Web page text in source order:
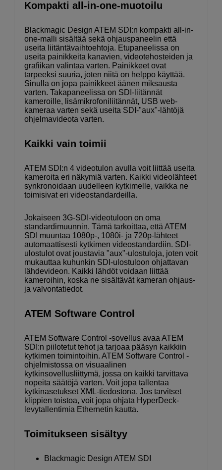
Kompakti all-in-one-muotoilu
Blackmagic Design ATEM SDI:n kompakti all-in-
one-malli sisältää sekä ohjauspaneelin että
useita liitäntävaihtoehtoja. Etupaneelissa on
useita painikkeita kanavien, videotehosteiden ja
grafiikan valintaa varten. Painikkeet ovat
tarpeeksi suuria, joten niitä on helppo käyttää.
Sinulla on jopa painikkeet äänen miksausta
varten. Takapaneelissa on SDI-liitännät
kameroille, lisämikrofoniliitännät, USB web-
kameraa varten sekä useita SDI-"aux"-lähtöjä
ohjelmavideota varten.
Kaikki vain toimii
ATEM SDI:n 4 videotulon avulla voit liittää useita
kameroita eri näkymiä varten. Kaikki videolähteet
synkronoidaan uudelleen kytkimelle, vaikka ne
toimisivat eri videostandardeilla.
Jokaiseen 3G-SDI-videotuloon on oma
standardimuunnin. Tämä tarkoittaa, että ATEM
SDI muuntaa 1080p-, 1080i- ja 720p-lähteet
automaattisesti kytkimen videostandardiin. SDI-
ulostulot ovat joustavia "aux"-ulostuloja, joten voit
mukauttaa kuhunkin SDI-ulostuloon ohjattavan
lähdevideon. Kaikki lähdöt voidaan liittää
kameroihin, koska ne sisältävät kameran ohjaus-
ja valvontatiedot.
ATEM Software Control
ATEM Software Control -sovellus avaa ATEM
SDI:n piilotetut tehot ja tarjoaa pääsyn kaikkiin
kytkimen toimintoihin. ATEM Software Control -
ohjelmistossa on visuaalinen
kytkinsovellusliittymä, jossa on kaikki tarvittava
nopeita säätöjä varten. Voit jopa tallentaa
kytkinasetukset XML-tiedostona. Jos tarvitset
klippien toistoa, voit jopa ohjata HyperDeck-
levytallentimia Ethernetin kautta.
Toimitukseen sisältyy
Blackmagic Design ATEM SDI